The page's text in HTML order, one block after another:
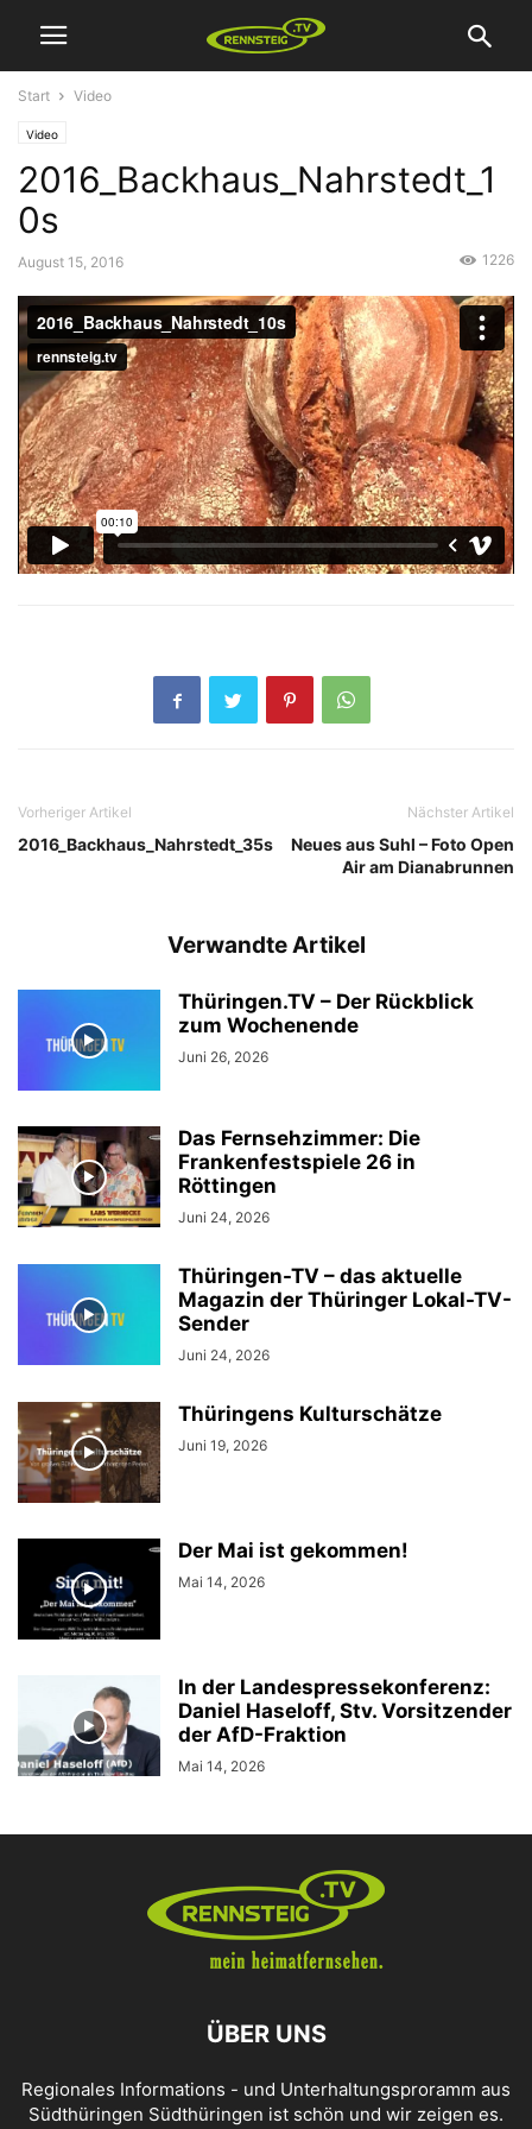
Start Video
Video
2016_Backhaus_Nahrstedt_1
0s
August 15, 2016 1226
Vorheriger Artikel
2016_Backhaus_Nahrstedt_35s
Nächster Artikel
Neues aus Suhl – Foto Open
Air am Dianabrunnen
Verwandte Artikel
Thüringen.TV – Der Rückblick
zum Wochenende
Juni 26, 2026
Das Fernsehzimmer: Die
Frankenfestspiele 26 in
Röttingen
Juni 24, 2026
Thüringen-TV – das aktuelle
Magazin der Thüringer Lokal-TV-
Sender
Juni 24, 2026
Thüringens Kulturschätze
Juni 19, 2026
Der Mai ist gekommen!
Mai 14, 2026
In der Landespressekonferenz:
Daniel Haseloff, Stv. Vorsitzender
der AfD-Fraktion
Mai 14, 2026
ÜBER UNS
Regionales Informations - und Unterhaltungsproramm aus
Südthüringen Südthüringen ist schön und wir zeigen es.